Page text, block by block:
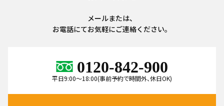
メールまたは、
お電話にてお気軽にご連絡ください。
0120-842-900
平日9:00～18:00(事前予約で時間外、休日OK)